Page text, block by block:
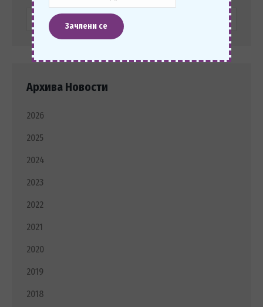
Search:
Архива Новости
2026
2025
2024
2023
2022
2021
2020
2019
2018